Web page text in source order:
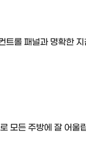
트롤 패널과 명확한
모든 주방에 잘 어울